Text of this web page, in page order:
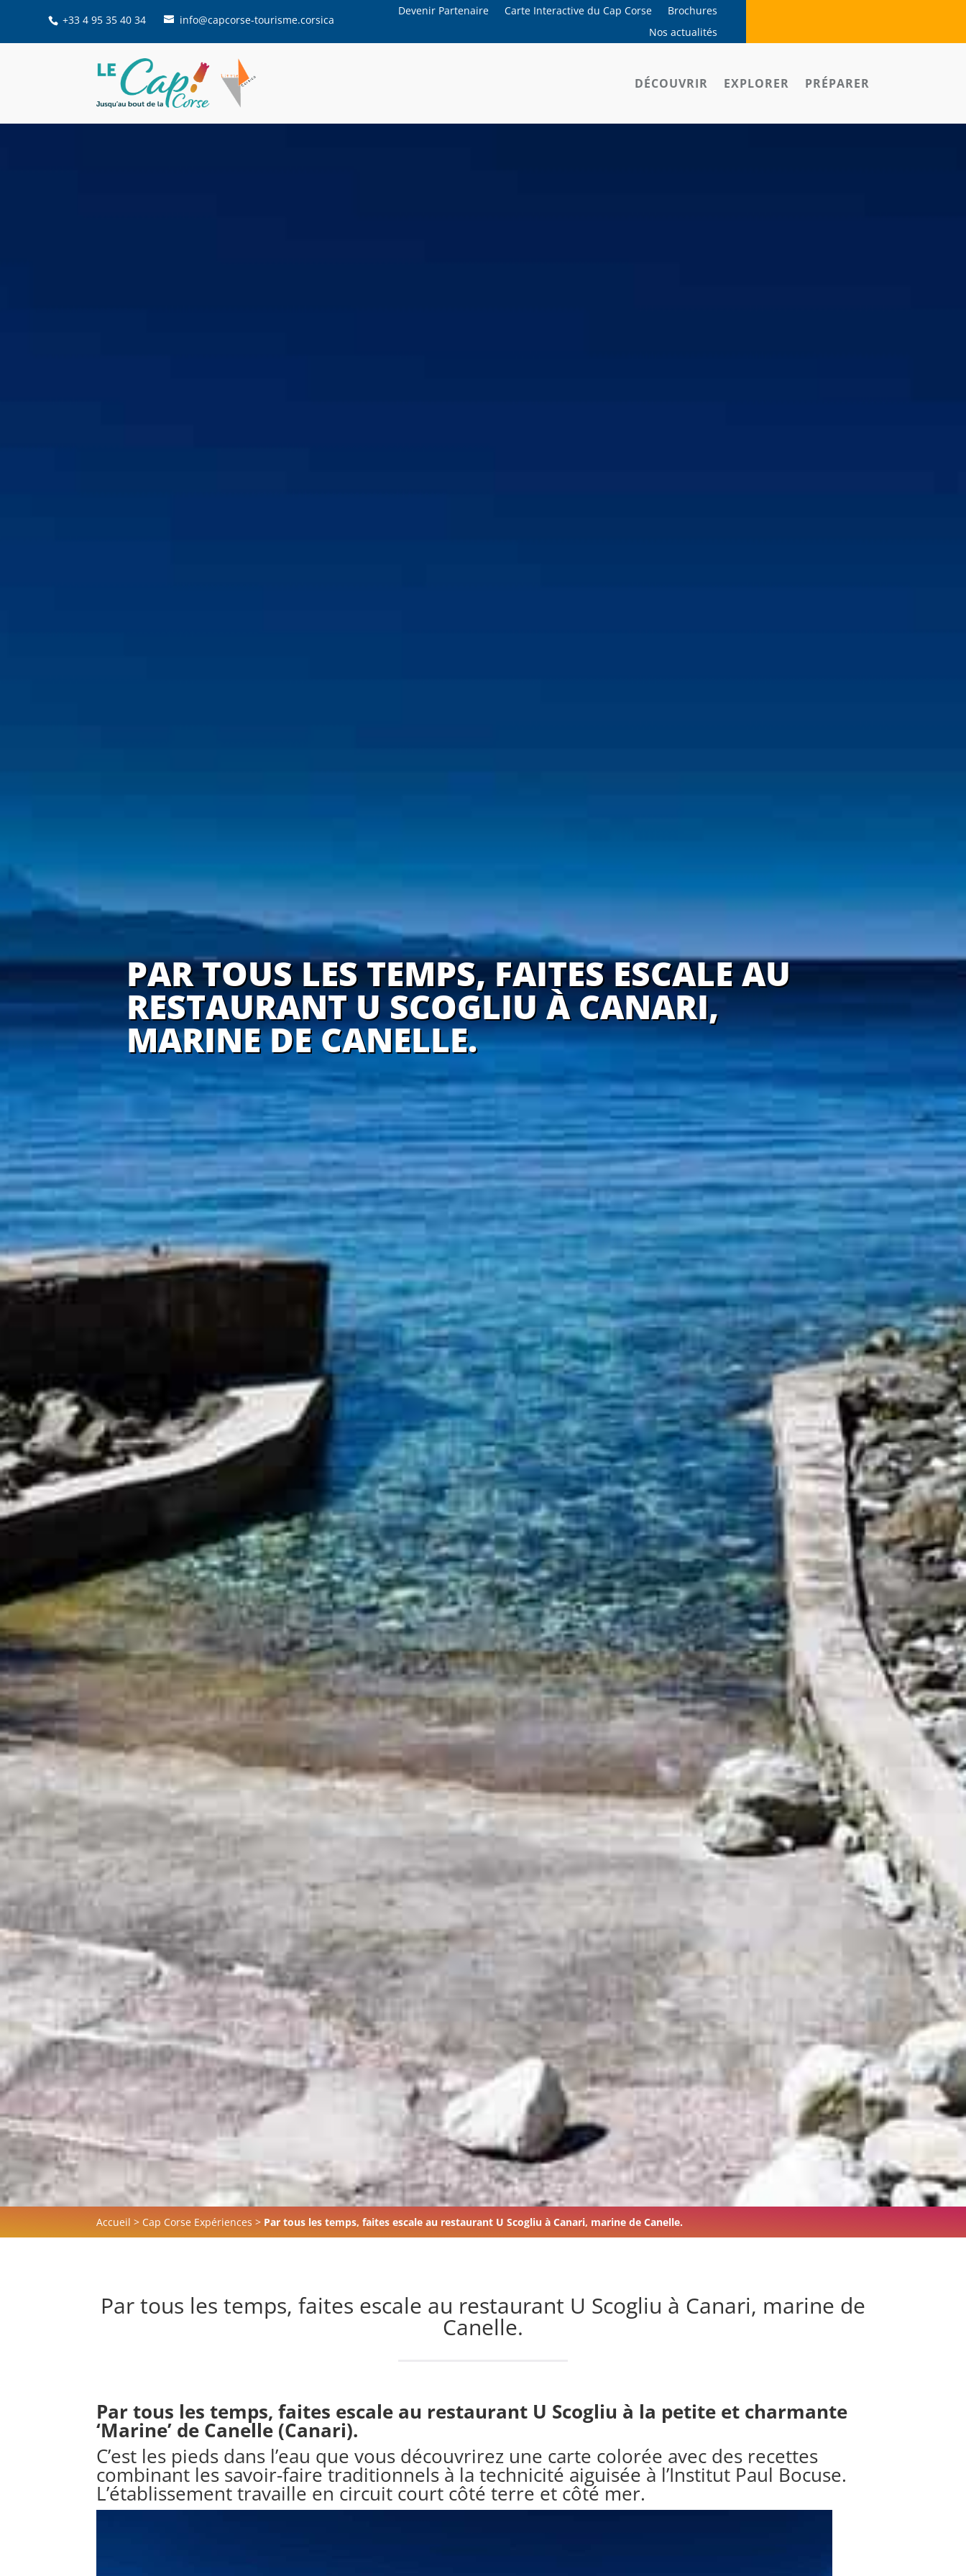
+33 4 95 35 40 34 info@capcorse-tourisme.corsica
Devenir Partenaire Carte Interactive du Cap Corse
Brochures
Nos actualités
DÉCOUVRIR EXPLORER PRÉPARER
PAR TOUS LES TEMPS, FAITES ESCALE AU
RESTAURANT U SCOGLIU À CANARI,
MARINE DE CANELLE.
Accueil > Cap Corse Expériences > Par tous les temps, faites escale au restaurant U Scogliu à Canari, marine de Canelle.
Par tous les temps, faites escale au restaurant U Scogliu à Canari, marine de
Canelle.
Par tous les temps, faites escale au restaurant U Scogliu à la petite et charmante
‘Marine’ de Canelle (Canari).
C’est les pieds dans l’eau que vous découvrirez une carte colorée avec des recettes
combinant les savoir-faire traditionnels à la technicité aiguisée à l’Institut Paul Bocuse.
L’établissement travaille en circuit court côté terre et côté mer.